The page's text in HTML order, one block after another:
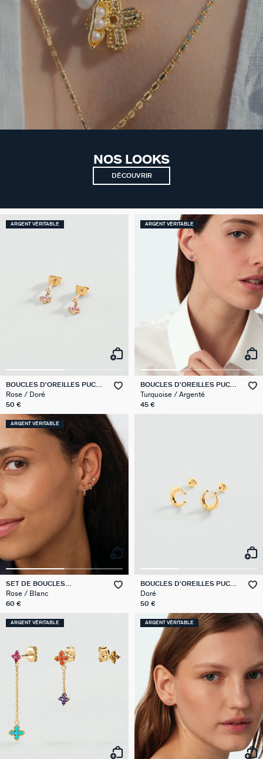
NOS LOOKS
DÉCOUVRIR
ARGENT VÉRITABLE
BOUCLES D'OREILLES PUCES
BELOVED
Rose / Doré
50 €
ARGENT VÉRITABLE
BOUCLES D'OREILLES PUCES
BELOVED
Turquoise / Argenté
45 €
ARGENT VÉRITABLE
SET DE BOUCLES
D'OREILLES MIX & MATCH
Rose / Blanc
60 €
BOUCLES D'OREILLES PUCES
LUNES PANGEA
Doré
50 €
ARGENT VÉRITABLE ARGENT VÉRITABLE